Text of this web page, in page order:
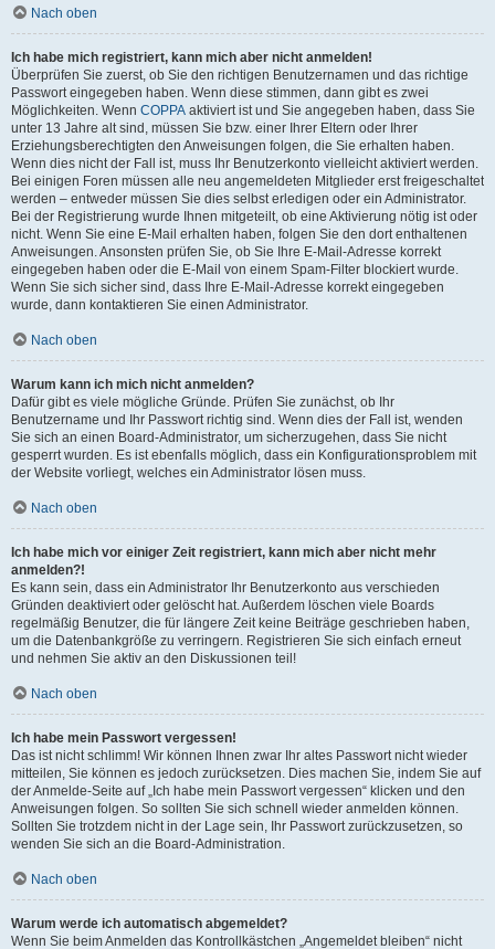
Nach oben
Ich habe mich registriert, kann mich aber nicht anmelden!
Überprüfen Sie zuerst, ob Sie den richtigen Benutzernamen und das richtige
Passwort eingegeben haben. Wenn diese stimmen, dann gibt es zwei
Möglichkeiten. Wenn COPPA aktiviert ist und Sie angegeben haben, dass Sie
unter 13 Jahre alt sind, müssen Sie bzw. einer Ihrer Eltern oder Ihrer
Erziehungsberechtigten den Anweisungen folgen, die Sie erhalten haben.
Wenn dies nicht der Fall ist, muss Ihr Benutzerkonto vielleicht aktiviert werden.
Bei einigen Foren müssen alle neu angemeldeten Mitglieder erst freigeschaltet
werden – entweder müssen Sie dies selbst erledigen oder ein Administrator.
Bei der Registrierung wurde Ihnen mitgeteilt, ob eine Aktivierung nötig ist oder
nicht. Wenn Sie eine E-Mail erhalten haben, folgen Sie den dort enthaltenen
Anweisungen. Ansonsten prüfen Sie, ob Sie Ihre E-Mail-Adresse korrekt
eingegeben haben oder die E-Mail von einem Spam-Filter blockiert wurde.
Wenn Sie sich sicher sind, dass Ihre E-Mail-Adresse korrekt eingegeben
wurde, dann kontaktieren Sie einen Administrator.
Nach oben
Warum kann ich mich nicht anmelden?
Dafür gibt es viele mögliche Gründe. Prüfen Sie zunächst, ob Ihr
Benutzername und Ihr Passwort richtig sind. Wenn dies der Fall ist, wenden
Sie sich an einen Board-Administrator, um sicherzugehen, dass Sie nicht
gesperrt wurden. Es ist ebenfalls möglich, dass ein Konfigurationsproblem mit
der Website vorliegt, welches ein Administrator lösen muss.
Nach oben
Ich habe mich vor einiger Zeit registriert, kann mich aber nicht mehr
anmelden?!
Es kann sein, dass ein Administrator Ihr Benutzerkonto aus verschieden
Gründen deaktiviert oder gelöscht hat. Außerdem löschen viele Boards
regelmäßig Benutzer, die für längere Zeit keine Beiträge geschrieben haben,
um die Datenbankgröße zu verringern. Registrieren Sie sich einfach erneut
und nehmen Sie aktiv an den Diskussionen teil!
Nach oben
Ich habe mein Passwort vergessen!
Das ist nicht schlimm! Wir können Ihnen zwar Ihr altes Passwort nicht wieder
mitteilen, Sie können es jedoch zurücksetzen. Dies machen Sie, indem Sie auf
der Anmelde-Seite auf „Ich habe mein Passwort vergessen“ klicken und den
Anweisungen folgen. So sollten Sie sich schnell wieder anmelden können.
Sollten Sie trotzdem nicht in der Lage sein, Ihr Passwort zurückzusetzen, so
wenden Sie sich an die Board-Administration.
Nach oben
Warum werde ich automatisch abgemeldet?
Wenn Sie beim Anmelden das Kontrollkästchen „Angemeldet bleiben“ nicht